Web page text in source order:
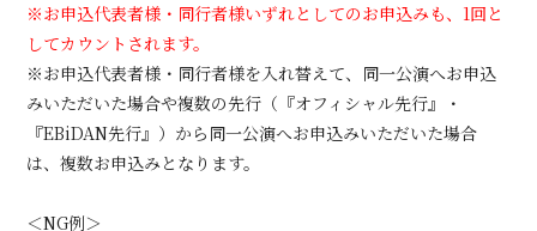
※お申込代表者様・同行者様いずれとしてのお申込みも、1回と
してカウントされます。
※お申込代表者様・同行者様を入れ替えて、同一公演へお申込
みいただいた場合や複数の先行（『オフィシャル先行』・
『EBiDAN先行』）から同一公演へお申込みいただいた場合
は、複数お申込みとなります。
＜NG例＞